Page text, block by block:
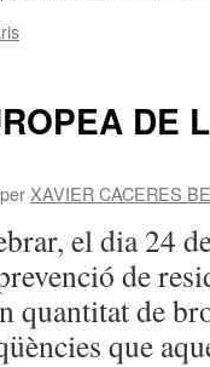
DE
per XAVIER CACERES
el dia 24
de
quantitat de
que